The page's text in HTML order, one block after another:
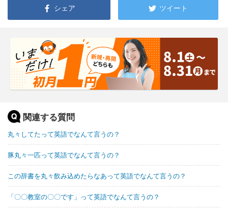
シェア ツイート
関連する質問
丸々してたって英語でなんて言うの？
豚丸々一匹って英語でなんて言うの？
この辞書を丸々飲み込めたらなあって英語でなんて言うの？
「〇〇教室の〇〇です」って英語でなんて言うの？